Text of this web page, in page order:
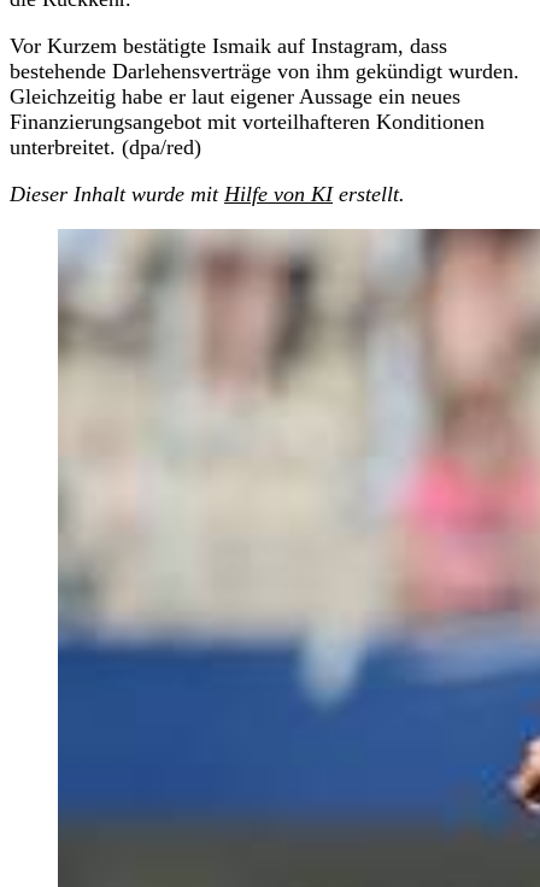
Vor Kurzem bestätigte Ismaik auf Instagram, dass
bestehende Darlehensverträge von ihm gekündigt wurden.
Gleichzeitig habe er laut eigener Aussage ein neues
Finanzierungsangebot mit vorteilhafteren Konditionen
unterbreitet. (dpa/red)
Dieser Inhalt wurde mit Hilfe von KIerstellt.